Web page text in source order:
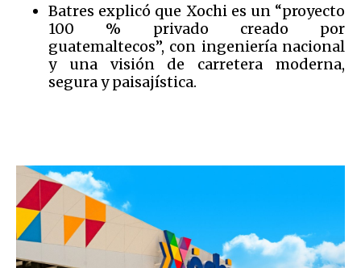
Batres explicó que Xochi es un “proyecto
100 % privado creado por
guatemaltecos”, con ingeniería nacional
y una visión de carretera moderna,
segura y paisajística.